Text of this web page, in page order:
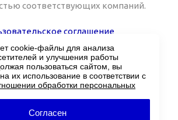
соответствующих компаний.
соглашение
сайта Twin px
cookie-файлы для анализа
и улучшения работы
пользоваться сайтом, вы
их использование в соответствии с
обработки персональных
Согласен